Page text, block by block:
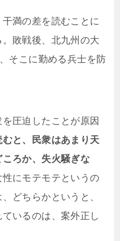
満の差を読むことに
敗戦後、北九州の大
そこに勤める兵士を防
圧迫したことが原因
むと、民衆はあまり天
ろか、失火騒ぎな
性にモテモテというの
どちらかというと、
いるのは、案外正し